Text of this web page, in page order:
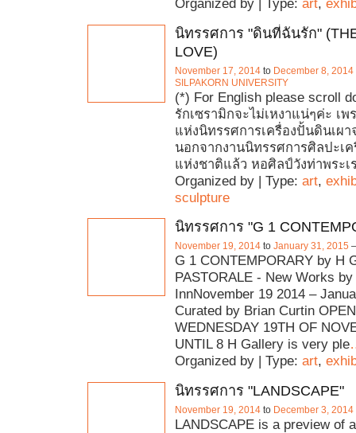
Organized by | Type: art,
นิทรรศการ "ดินที่ฉันรัก"
LOVE)
November 17, 2014 to December 8, 2014
SILPAKORN UNIVERSITY
(*) For English please scroll
รักเซรามิกจะไม่เหงาแน่ๆค่ะ เพ
แห่งนิทรรศการเครื่องปั้นดินเผา
นอกจากงานนิทรรศการศิลปะเ
แห่งชาติแล้ว หอศิลป์วังท่าพระเ
Organized by | Type: art,
sculpture
นิทรรศการ "G 1
November 19, 2014 to January 31, 2015
G 1 CONTEMPORARY by H
PASTORALE - New Works
InnNovember 19 2014 –
Curated by Brian Curtin
WEDNESDAY 19TH OF
UNTIL 8 H Gallery is very ple
Organized by | Type: art,
นิทรรศการ "LANDSCAPE"
November 19, 2014 to December 3, 2014
LANDSCAPE is a preview of